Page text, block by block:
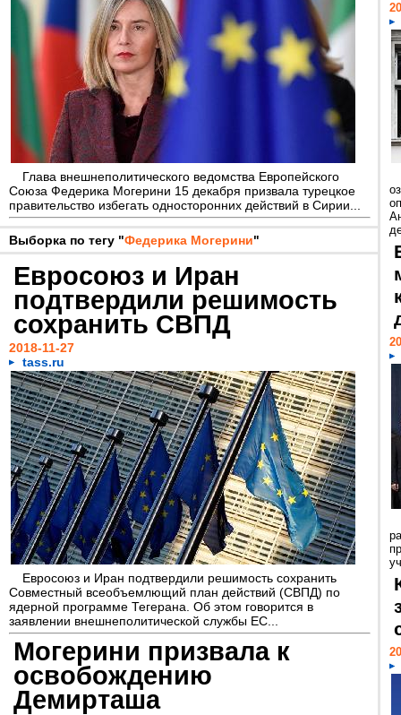
Глава внешнеполитического ведомства Европейского
Союза Федерика Могерини 15 декабря призвала турецкое
правительство избегать односторонних действий в Сирии...
Выборка по тегу "Федерика Могерини"
Евросоюз и Иран
подтвердили решимость
сохранить СВПД
2018-11-27
tass.ru
Евросоюз и Иран подтвердили решимость сохранить
Совместный всеобъемлющий план действий (СВПД) по
ядерной программе Тегерана. Об этом говорится в
заявлении внешнеполитической службы ЕС...
Могерини призвала к
освобождению
Демирташа